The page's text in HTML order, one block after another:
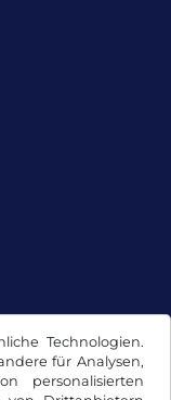
Technologien.
für Analysen,
personalisierten